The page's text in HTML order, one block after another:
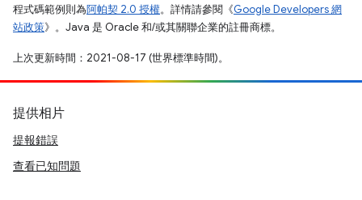
程式碼範例則為阿帕契 2.0 授權。詳情請參閱《Google Developers 網
站政策》。Java 是 Oracle 和/或其關聯企業的註冊商標。
上次更新時間：2021-08-17 (世界標準時間)。
提供相片
提報錯誤
查看已知問題